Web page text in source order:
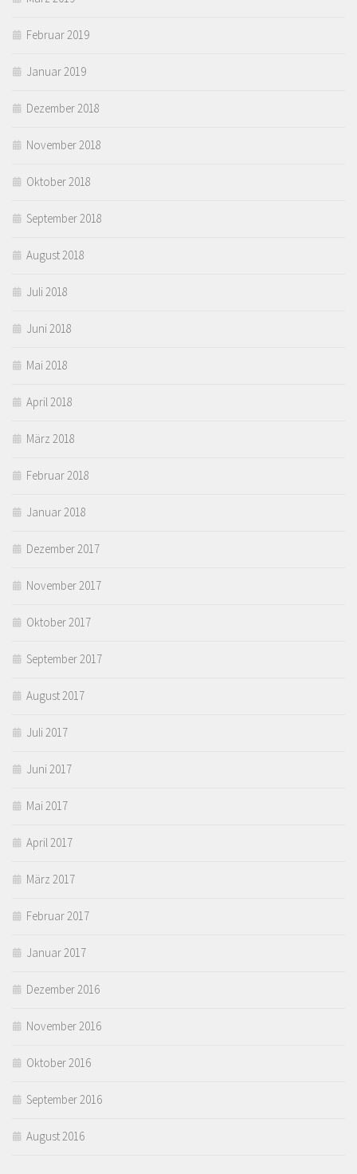
Februar 2019
Januar 2019
Dezember 2018
November 2018
Oktober 2018
September 2018
August 2018
Juli 2018
Juni 2018
Mai 2018
April 2018
März 2018
Februar 2018
Januar 2018
Dezember 2017
November 2017
Oktober 2017
September 2017
August 2017
Juli 2017
Juni 2017
Mai 2017
April 2017
März 2017
Februar 2017
Januar 2017
Dezember 2016
November 2016
Oktober 2016
September 2016
August 2016